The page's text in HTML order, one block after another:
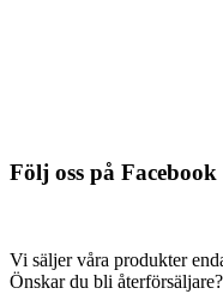
Följ oss på Facebook
Vi säljer våra produkter
Önskar du bli återförsäljare?